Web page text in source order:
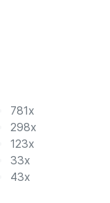
781x
298x
123x
33x
43x